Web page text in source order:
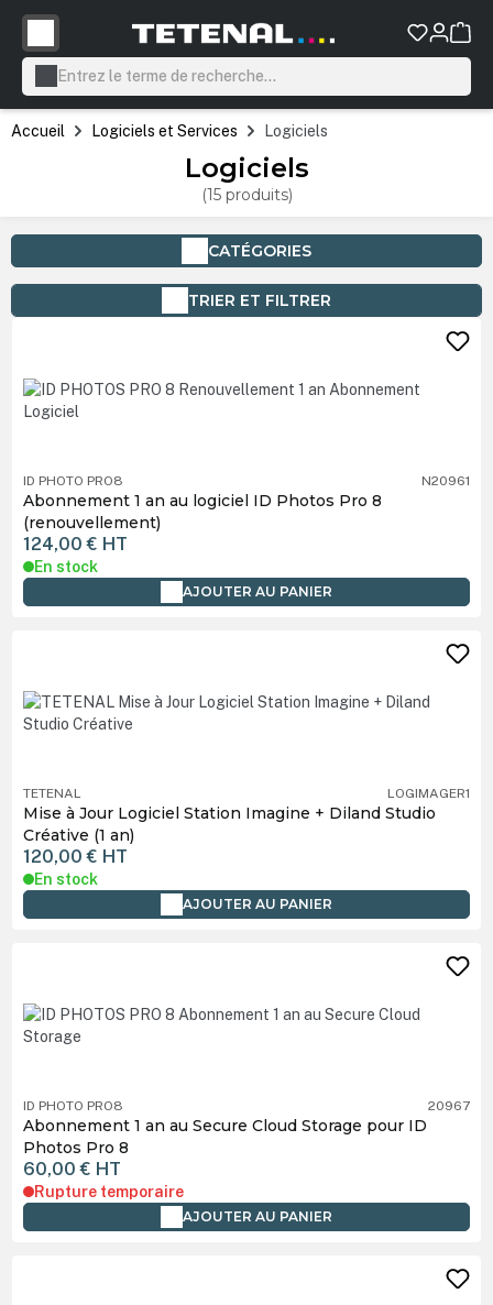
principal
Accueil Logiciels et Services Logiciels
Logiciels
(15 produits)
CATÉGORIES
TRIER ET FILTRER
ID PHOTO PRO8 N20961
Abonnement 1 an au logiciel ID Photos Pro 8
(renouvellement)
124,00 € HT
En stock
AJOUTER AU PANIER
TETENAL LOGIMAGER1
Mise à Jour Logiciel Station Imagine + Diland Studio
Créative (1 an)
120,00 € HT
En stock
AJOUTER AU PANIER
ID PHOTO PRO8 20967
Abonnement 1 an au Secure Cloud Storage pour ID
Photos Pro 8
60,00 € HT
Rupture temporaire
AJOUTER AU PANIER